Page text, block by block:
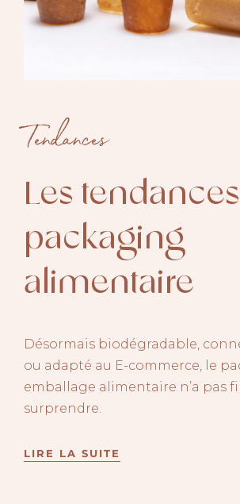
Tendances
Les tendances
packaging
alimentaire
Désormais biodégradable,
ou adapté au E-commerce, le
emballage alimentaire n’a pas
surprendre.
LIRE LA SUITE